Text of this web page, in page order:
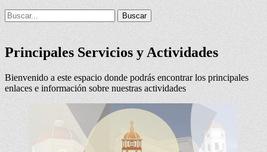
Buscar
Buscar:
Principales Servicios y Actividades
Bienvenido a este espacio donde podrás encontrar los principales
enlaces e información sobre nuestras actividades